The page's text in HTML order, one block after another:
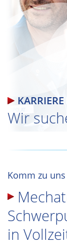
Wir
Komm zu
in